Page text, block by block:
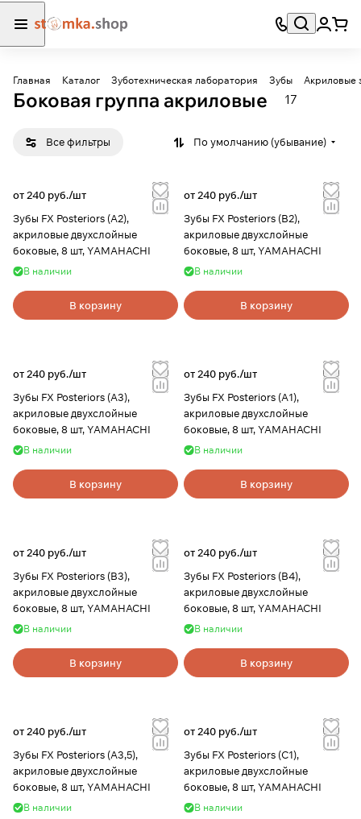
Главная Каталог Зуботехническая лаборатория Зубы Акриловые
Боковая группа акриловые 17
Все фильтры По умолчанию (убывание)
от 240 руб./шт
Зубы FX Posteriors (A2),
акриловые двухслойные
боковые, 8 шт, YAMAHACHI
В наличии
В корзину
от 240 руб./шт
Зубы FX Posteriors (B2),
акриловые двухслойные
боковые, 8 шт, YAMAHACHI
В наличии
В корзину
от 240 руб./шт
Зубы FX Posteriors (A3),
акриловые двухслойные
боковые, 8 шт, YAMAHACHI
В наличии
В корзину
от 240 руб./шт
Зубы FX Posteriors (A1),
акриловые двухслойные
боковые, 8 шт, YAMAHACHI
В наличии
В корзину
от 240 руб./шт
Зубы FX Posteriors (B3),
акриловые двухслойные
боковые, 8 шт, YAMAHACHI
В наличии
В корзину
от 240 руб./шт
Зубы FX Posteriors (B4),
акриловые двухслойные
боковые, 8 шт, YAMAHACHI
В наличии
В корзину
от 240 руб./шт
Зубы FX Posteriors (A3,5),
акриловые двухслойные
боковые, 8 шт, YAMAHACHI
В наличии
от 240 руб./шт
Зубы FX Posteriors (C1),
акриловые двухслойные
боковые, 8 шт, YAMAHACHI
В наличии